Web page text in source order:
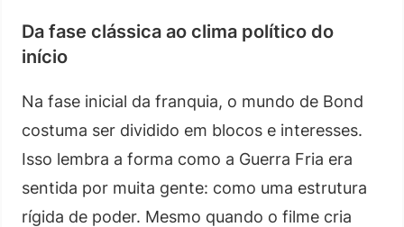
Da fase clássica ao clima político do
início
Na fase inicial da franquia, o mundo de Bond
costuma ser dividido em blocos e interesses.
Isso lembra a forma como a Guerra Fria era
sentida por muita gente: como uma estrutura
rígida de poder. Mesmo quando o filme cria